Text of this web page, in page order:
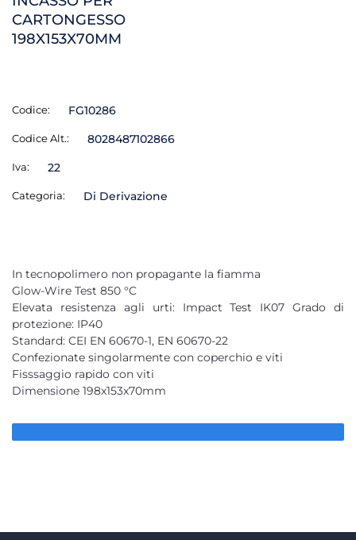
CARTONGESSO
198X153X70MM
Codice: FG10286
Codice Alt.: 8028487102866
Iva: 22
Categoria: Di Derivazione
In tecnopolimero non propagante la fiamma
Glow-Wire Test 850 °C
Elevata resistenza agli urti: Impact Test IK07 Grado di
protezione: IP40
Standard: CEI EN 60670-1, EN 60670-22
Confezionate singolarmente con coperchio e viti
Fisssaggio rapido con viti
Dimensione 198x153x70mm